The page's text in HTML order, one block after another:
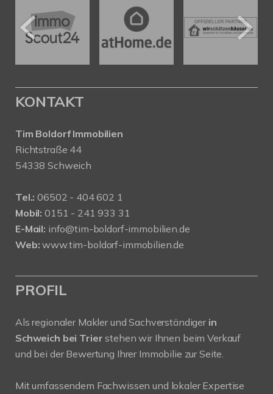
KONTAKT
Tim Boldorf Immobilien
Richtstraße 44
54338 Schweich
Tel.: 06502 - 404 602 1
Mobil: 0151 - 241 933 31
E-Mail: info@tim-boldorf-immobilien.de
Web:www.tim-boldorf-immobilien.de
PROFIL
Als regionaler Makler und Sachverständigerin
Schweich bei Trierstehen wir Ihnen beim Verkauf
und bei der Bewertung Ihrer Immobilie zur Seite.
Mit umfassendem Fachwissen und lokaler Expertise